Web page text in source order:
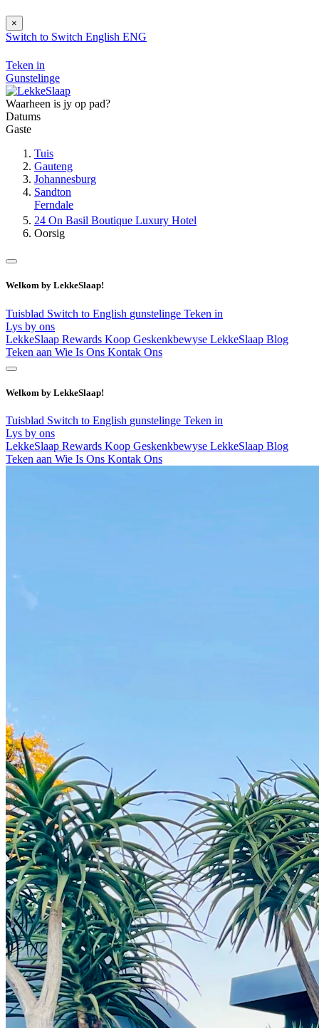
×
Switch to Switch English ENG
Teken in
Gunstelinge
Waarheen is jy op pad?
Datums
Gaste
Tuis
Gauteng
Johannesburg
Sandton
Ferndale
24 On Basil Boutique Luxury Hotel
Oorsig
Welkom by LekkeSlaap!
Tuisblad Switch to English gunstelinge Teken in
Lys by ons
LekkeSlaap Rewards Koop Geskenkbewyse LekkeSlaap Blog
Teken aan Wie Is Ons Kontak Ons
Welkom by LekkeSlaap!
Tuisblad Switch to English gunstelinge Teken in
Lys by ons
LekkeSlaap Rewards Koop Geskenkbewyse LekkeSlaap Blog
Teken aan Wie Is Ons Kontak Ons